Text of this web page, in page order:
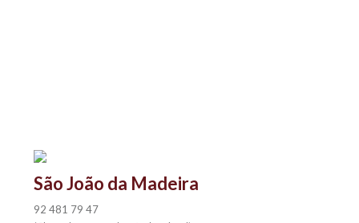
São João da Madeira
92 481 79 47